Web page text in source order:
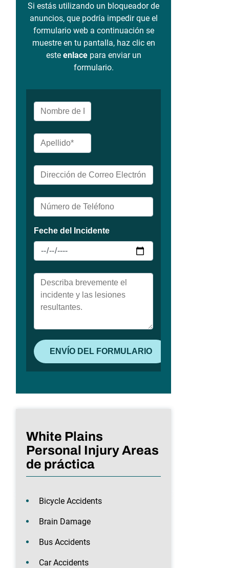
Si estás utilizando un bloqueador de
anuncios, que podría impedir que el
formulario web a continuación se
muestre en tu pantalla, haz clic en
este enlacepara enviar un
formulario.
White Plains
Personal Injury Areas
de práctica
Bicycle Accidents
Brain Damage
Bus Accidents
Car Accidents